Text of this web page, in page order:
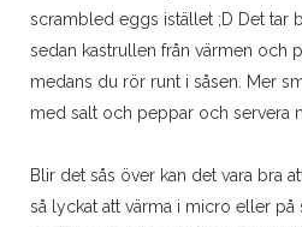
scrambled eggs istället ;D Det tar
sedan kastrullen från värmen och
medans du rör runt i såsen. Mer
med salt och peppar och servera
Blir det sås över kan det vara bra
så lyckat att värma i micro eller på